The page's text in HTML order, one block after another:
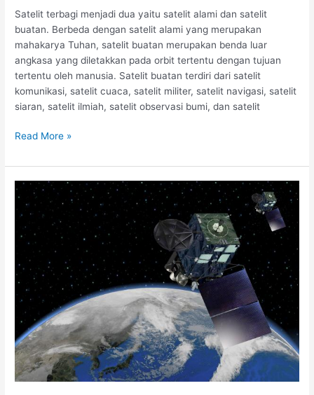
Satelit terbagi menjadi dua yaitu satelit alami dan satelit
buatan. Berbeda dengan satelit alami yang merupakan
mahakarya Tuhan, satelit buatan merupakan benda luar
angkasa yang diletakkan pada orbit tertentu dengan tujuan
tertentu oleh manusia. Satelit buatan terdiri dari satelit
komunikasi, satelit cuaca, satelit militer, satelit navigasi, satelit
siaran, satelit ilmiah, satelit observasi bumi, dan satelit
Read More »
Cara
Melihat
Cuaca
Lewat
Satelit